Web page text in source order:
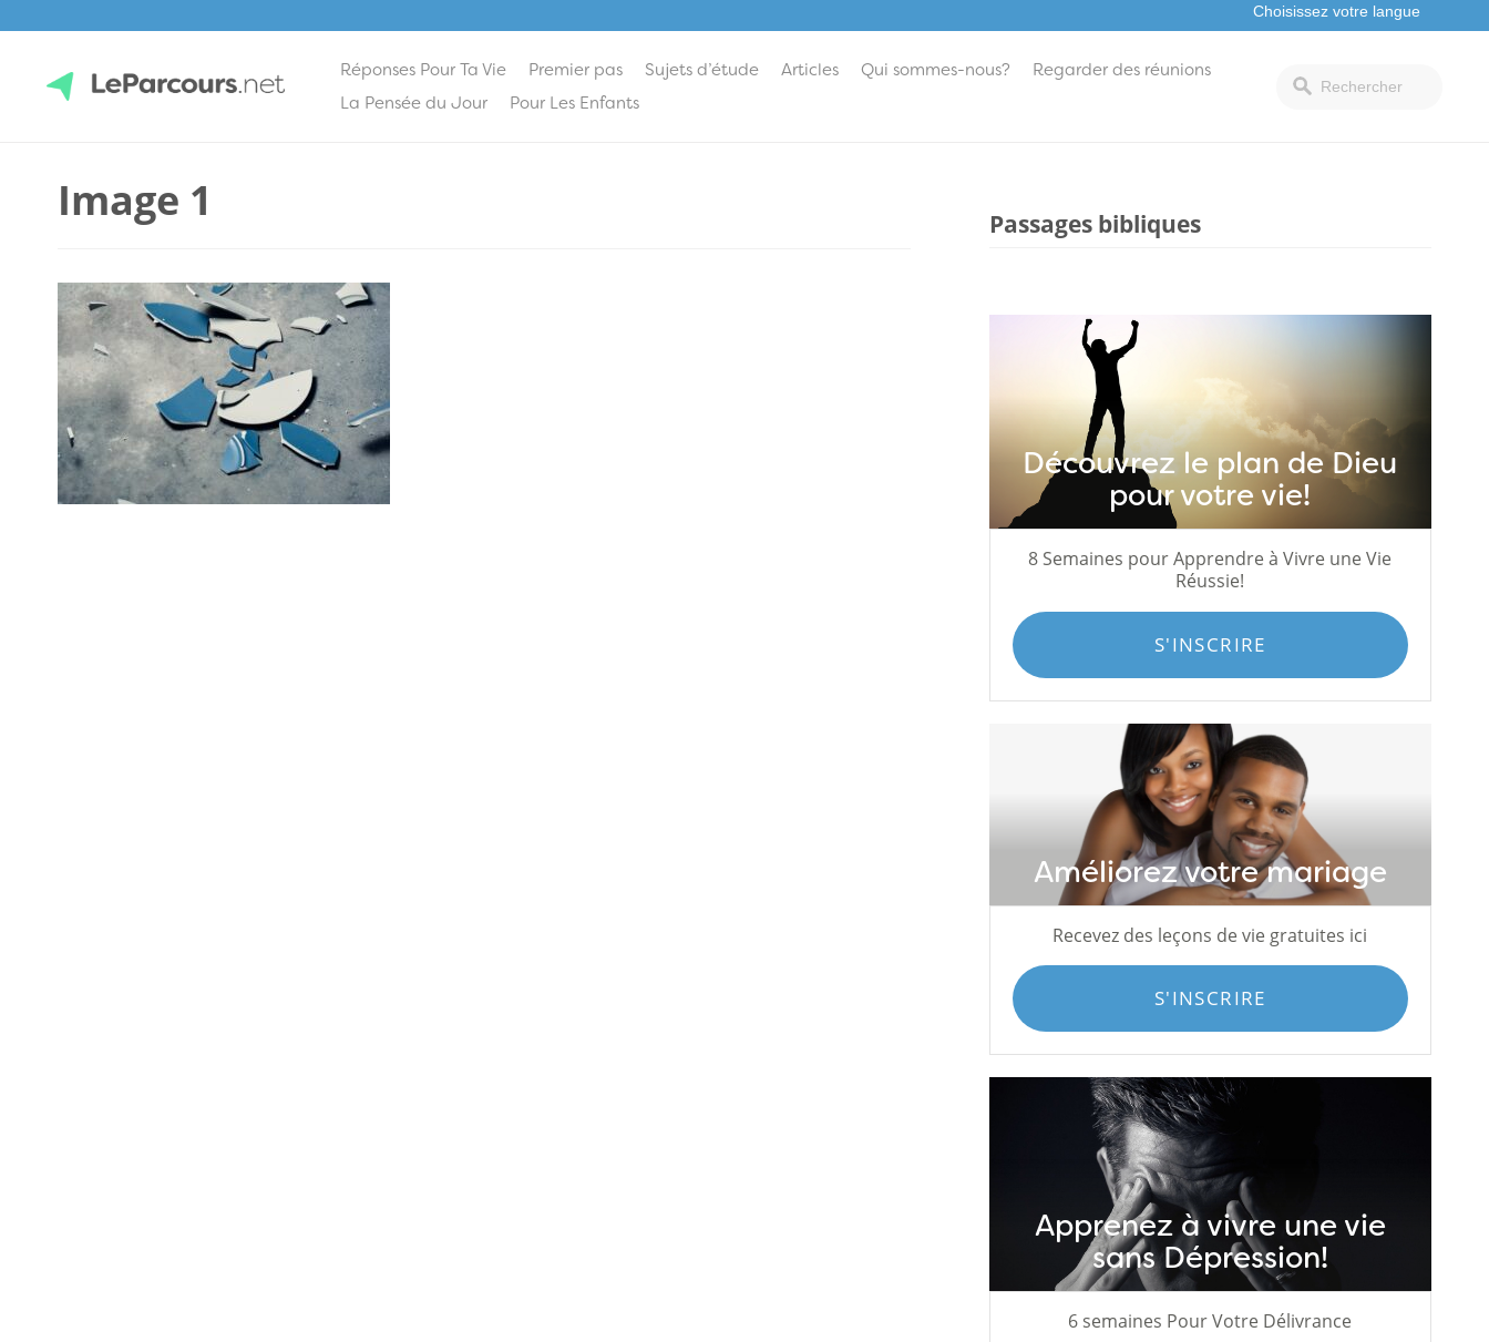
Réponses Pour Ta Vie Premier pas Sujets d’étude Articles Qui sommes-nous?
Regarder des réunions
La Pensée du Jour
Pour Les Enfants
Image 1 Passages bibliques
Découvrez le plan de Dieu
pour votre vie!
8 Semaines pour Apprendre à Vivre une Vie
Réussie!
S'INSCRIRE
Améliorez votre mariage
Recevez des leçons de vie gratuites ici
S'INSCRIRE
Apprenez à vivre une vie
sans Dépression!
6 semaines Pour Votre Délivrance